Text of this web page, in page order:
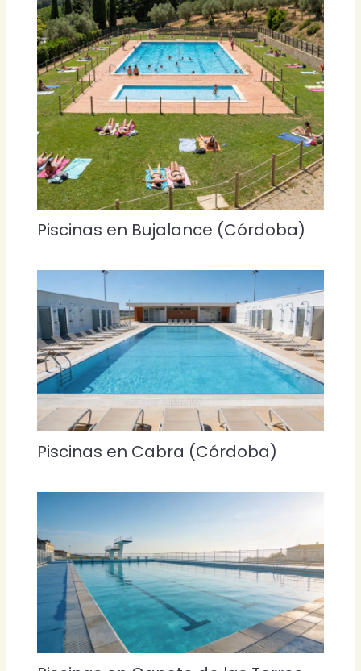
Piscinas en Bujalance (Córdoba)
Piscinas en Cabra (Córdoba)